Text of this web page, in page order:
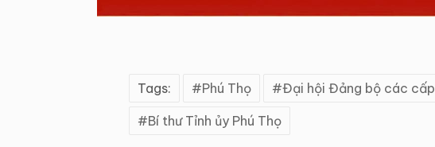
Tags: Phú Thọ Đại hội Đảng bộ các cấp
Bí thư Tỉnh ủy Phú Thọ